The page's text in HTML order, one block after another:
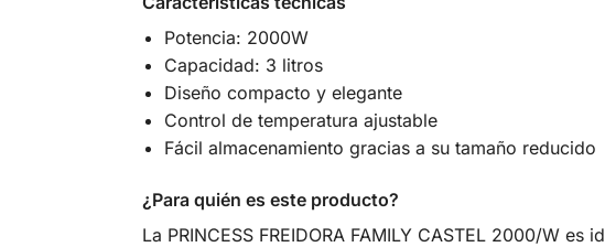
Potencia: 2000W
Capacidad: 3 litros
Diseño compacto y elegante
Control de temperatura ajustable
Fácil almacenamiento gracias a su tamaño reducido
¿Para quién es este producto?
La PRINCESS FREIDORA FAMILY CASTEL 2000/W